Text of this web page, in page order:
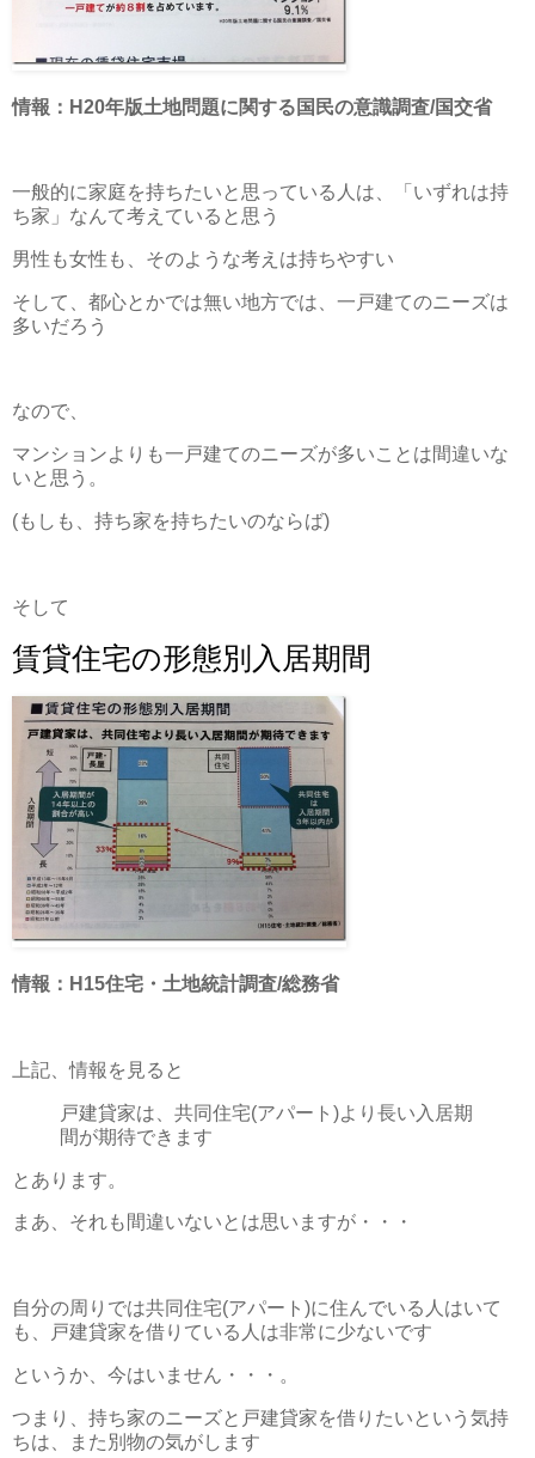
情報：H20年版土地問題に関する国民の意識調査/国交省
一般的に家庭を持ちたいと思っている人は、「いずれは持
ち家」なんて考えていると思う
男性も女性も、そのような考えは持ちやすい
そして、都心とかでは無い地方では、一戸建てのニーズは
多いだろう
なので、
マンションよりも一戸建てのニーズが多いことは間違いな
いと思う。
(もしも、持ち家を持ちたいのならば)
そして
賃貸住宅の形態別入居期間
情報：H15住宅・土地統計調査/総務省
上記、情報を見ると
戸建貸家は、共同住宅(アパート)より長い入居期
間が期待できます
とあります。
まあ、それも間違いないとは思いますが・・・
自分の周りでは共同住宅(アパート)に住んでいる人はいて
も、戸建貸家を借りている人は非常に少ないです
というか、今はいません・・・。
つまり、持ち家のニーズと戸建貸家を借りたいという気持
ちは、また別物の気がします